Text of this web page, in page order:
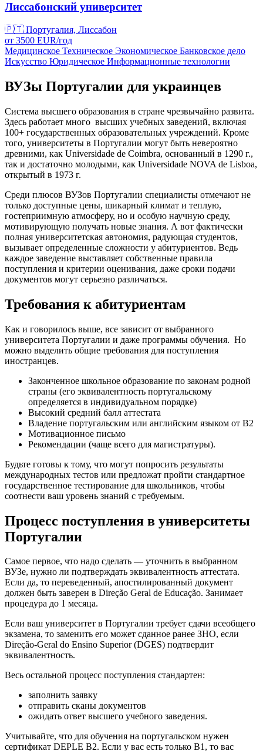
Лиссабонский университет
🇵🇹 Португалия, Лиссабон
от 3500 EUR/год
Медицинское Техническое Экономическое Банковское дело
Искусство Юридическое Информационные технологии
ВУЗы Португалии для украинцев
Система высшего образования в стране чрезвычайно развита.
Здесь работает много высших учебных заведений, включая
100+ государственных образовательных учреждений. Кроме
того, университеты в Португалии могут быть невероятно
древними, как Universidade de Coimbra, основанный в 1290 г.,
так и достаточно молодыми, как Universidade NOVA de Lisboa,
открытый в 1973 г.
Среди плюсов ВУЗов Португалии специалисты отмечают не
только доступные цены, шикарный климат и теплую,
гостеприимную атмосферу, но и особую научную среду,
мотивирующую получать новые знания. А вот фактически
полная университетская автономия, радующая студентов,
вызывает определенные сложности у абитуриентов. Ведь
каждое заведение выставляет собственные правила
поступления и критерии оценивания, даже сроки подачи
документов могут серьезно различаться.
Требования к абитуриентам
Как и говорилось выше, все зависит от выбранного
университета Португалии и даже программы обучения. Но
можно выделить общие требования для поступления
иностранцев.
Законченное школьное образование по законам родной
страны (его эквивалентность португальскому
определяется в индивидуальном порядке)
Высокий средний балл аттестата
Владение португальским или английским языком от В2
Мотивационное письмо
Рекомендации (чаще всего для магистратуры).
Будьте готовы к тому, что могут попросить результаты
международных тестов или предложат пройти стандартное
государственное тестирование для школьников, чтобы
соотнести ваш уровень знаний с требуемым.
Процесс поступления в университеты
Португалии
Самое первое, что надо сделать — уточнить в выбранном
ВУЗе, нужно ли подтверждать эквивалентность аттестата.
Если да, то переведенный, апостилированный документ
должен быть заверен в Direção Geral de Educação. Занимает
процедура до 1 месяца.
Если ваш университет в Португалии требует сдачи всеобщего
экзамена, то заменить его может сданное ранее ЗНО, если
Direção-Geral do Ensino Superior (DGES) подтвердит
эквивалентность.
Весь остальной процесс поступления стандартен:
заполнить заявку
отправить сканы документов
ожидать ответ высшего учебного заведения.
Учитывайте, что для обучения на португальском нужен
сертификат DEPLE В2. Если у вас есть только В1, то вас